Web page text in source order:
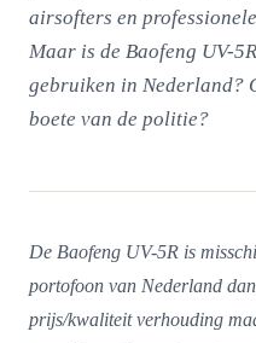
airsofters en
Maar is de Baofeng UV-
gebruiken in Nederland?
boete van de politie?
De Baofeng UV-5R is
portofoon van Nederland
prijs/kwaliteit verhouding